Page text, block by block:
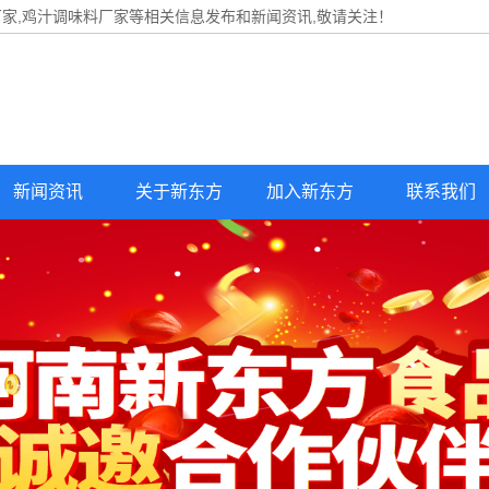
,鸡汁调味料厂家等相关信息发布和新闻资讯,敬请关注！
新闻资讯 关于新东方 加入新东方 联系我们